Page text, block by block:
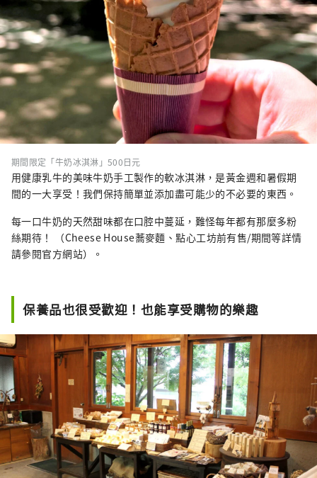
期間限定「牛奶冰淇淋」500日元
用健康乳牛的美味牛奶手工製作的軟冰淇淋，是黃金週和暑假期
間的一大享受！我們保持簡單並添加盡可能少的不必要的東西。
每一口牛奶的天然甜味都在口腔中蔓延，難怪每年都有那麼多粉
絲期待！ （Cheese House蕎麥麵、點心工坊前有售/期間等詳情
請參閱官方網站）。
保養品也很受歡迎！也能享受購物的樂趣